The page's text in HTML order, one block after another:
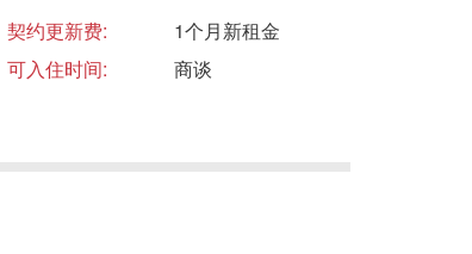
契约更新费:
1个月新租金
可入住时间:
商谈